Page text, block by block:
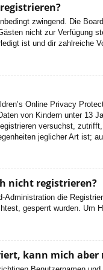
zwingend. Die
nicht zur Verfügung
ist und dir zahlreiche
Online Privacy
von Kindern unter 13
versuchst,
jeglicher Art ist;
nicht registrieren?
Administration die
gesperrt wurden. Um
kann mich